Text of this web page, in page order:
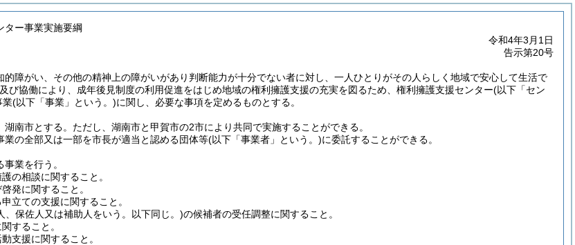
ター事業実施要綱
令和4年3月1日
告示第20号
的障がい、その他の精神上の障がいがあり判断能力が十分でない者に対し、一人ひとりがその人らしく地域で安心して生活で
び協働により、成年後見制度の利用促進をはじめ地域の権利擁護支援の充実を図るため、権利擁護支援センター(以下「セン
業(以下「事業」という。)に関し、必要な事項を定めるものとする。
南市とする。 ただし、湖南市と甲賀市の2市により共同で実施することができる。
業の全部又は一部を市長が適当と認める団体等(以下「事業者」という。)に委託することができる。
業を行う。
の相談に関すること。
発に関すること。
立ての支援に関すること。
、保佐人又は補助人をいう。以下同じ。)の候補者の受任調整に関すること。
すること。
支援に関すること。